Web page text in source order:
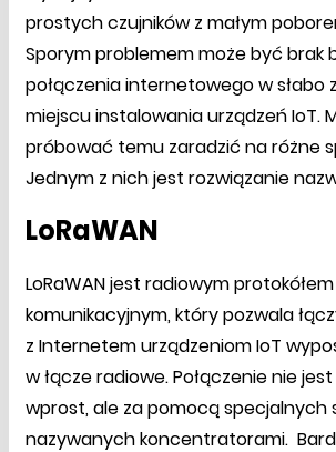
prostych czujników z małym
Sporym problemem może być brak
połączenia internetowego w słabo
miejscu instalowania urządzeń IoT.
próbować temu zaradzić na różne
Jednym z nich jest rozwiązanie
LoRaWAN
LoRaWAN jest radiowym protokółem
komunikacyjnym, który pozwala
z Internetem urządzeniom IoT
w łącze radiowe. Połączenie nie
wprost, ale za pomocą specjalnych
nazywanych koncentratorami.